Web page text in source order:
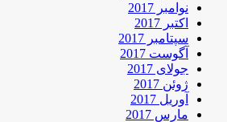
نوامبر 2017
اکتبر 2017
سپتامبر 2017
آگوست 2017
جولای 2017
ژوئن 2017
آوریل 2017
مارس 2017